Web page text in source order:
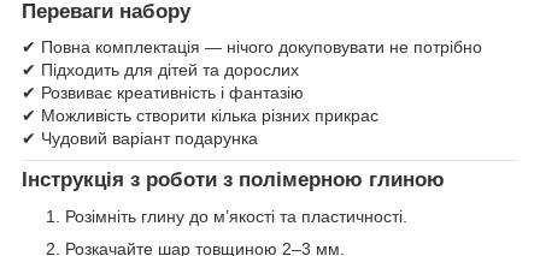
Переваги набору
✔ Повна комплектація — нічого докуповувати не потрібно
✔ Підходить для дітей та дорослих
✔ Розвиває креативність і фантазію
✔ Можливість створити кілька різних прикрас
✔ Чудовий варіант подарунка
Інструкція з роботи з полімерною глиною
Розімніть глину до м’якості та пластичності.
Розкачайте шар товщиною 2–3 мм.